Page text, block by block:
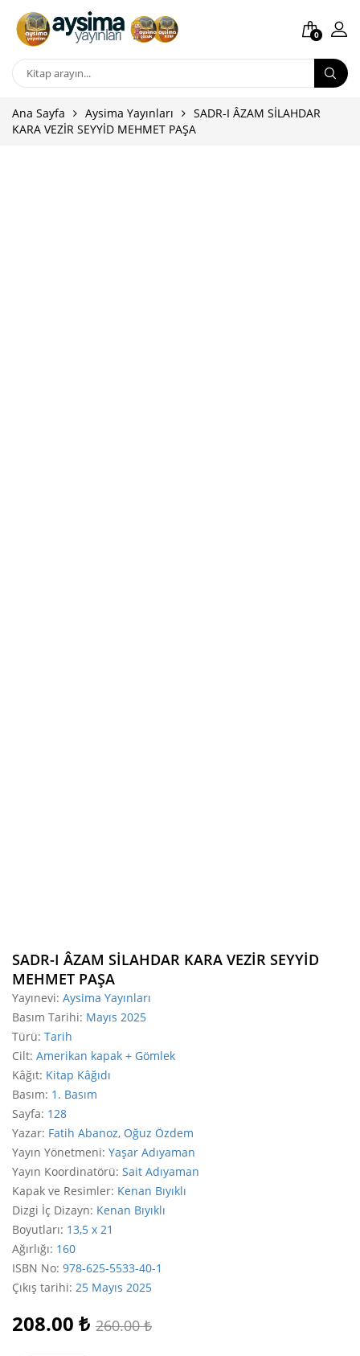
0
Ana Sayfa Aysima Yayınları
SADR-I ÂZAM SİLAHDAR
KARA VEZİR SEYYİD MEHMET PAŞA
SADR-I ÂZAM SİLAHDAR KARA VEZİR SEYYİD
MEHMET PAŞA
Yayınevi: Aysima Yayınları
Basım Tarihi: Mayıs 2025
Türü: Tarih
Cilt: Amerikan kapak + Gömlek
Kâğıt: Kitap Kâğıdı
Basım: 1. Basım
Sayfa: 128
Yazar: Fatih Abanoz, Oğuz Özdem
Yayın Yönetmeni: Yaşar Adıyaman
Yayın Koordinatörü: Sait Adıyaman
Kapak ve Resimler: Kenan Bıyıklı
Dizgi İç Dizayn: Kenan Bıyıklı
Boyutları: 13,5 x 21
Ağırlığı: 160
ISBN No: 978-625-5533-40-1
Çıkış tarihi: 25 Mayıs 2025
260.00₺
208.00 ₺